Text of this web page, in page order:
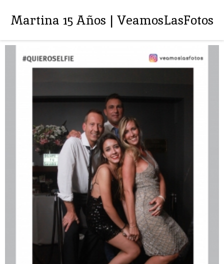
Martina 15 Años | VeamosLasFotos